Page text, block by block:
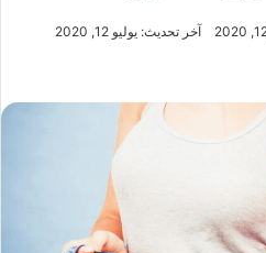
آخر تحديث: يوليو 12, 2020